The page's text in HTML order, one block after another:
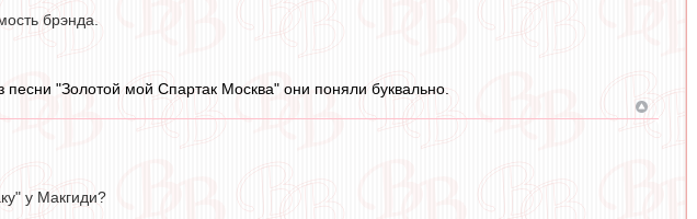
брэнда.
"Золотой мой Спартак Москва" они поняли буквально.
у Макгиди?